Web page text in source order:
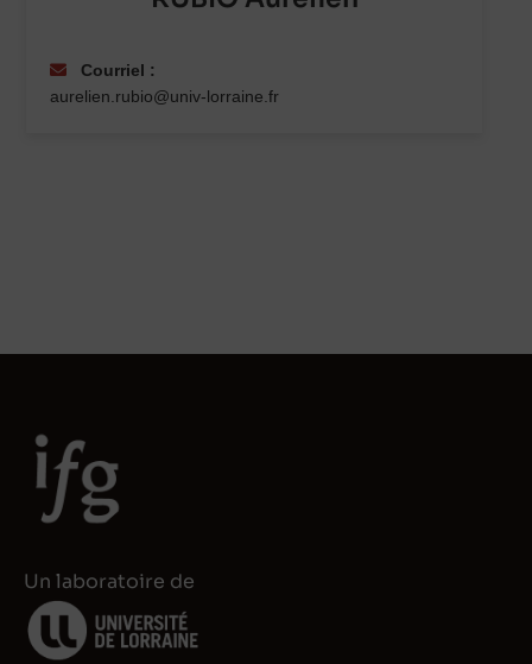
Courriel :
aurelien.rubio@univ-lorraine.fr
Un laboratoire de